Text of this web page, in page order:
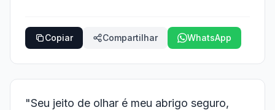
Copiar Compartilhar WhatsApp
"Seu jeito de olhar é meu abrigo seguro,